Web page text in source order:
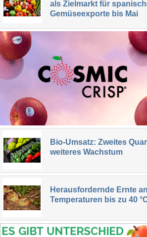
als Zielmarkt für
Gemüseexporte bis Mai
Bio-Umsatz: Zweites
weiteres Wachstum
Herausfordernde Ernte
Temperaturen bis zu 40